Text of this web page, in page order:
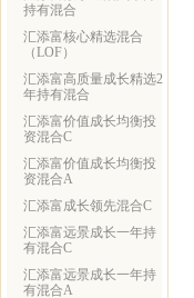
持有混合
汇添富核心精选混合
（LOF）
汇添富高质量成长精选2
年持有混合
汇添富价值成长均衡投
资混合C
汇添富价值成长均衡投
资混合A
汇添富成长领先混合C
汇添富远景成长一年持
有混合C
汇添富远景成长一年持
有混合A